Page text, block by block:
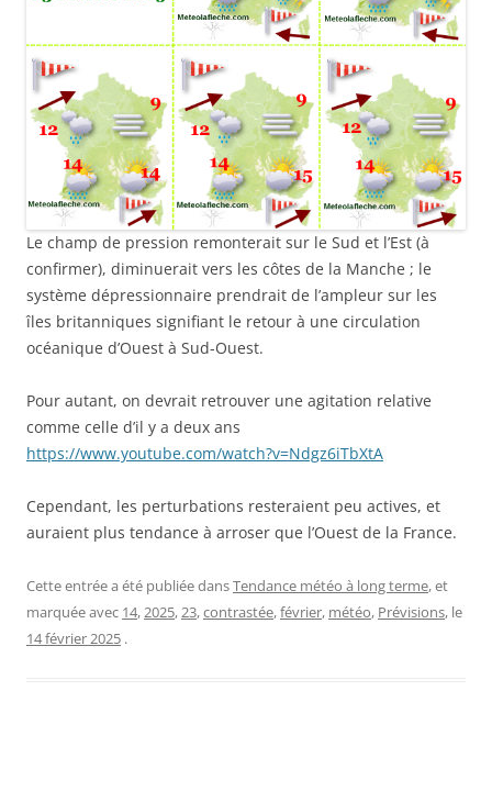
Le champ de pression remonterait sur le Sud et l’Est (à
confirmer), diminuerait vers les côtes de la Manche ; le
système dépressionnaire prendrait de l’ampleur sur les
îles britanniques signifiant le retour à une circulation
océanique d’Ouest à Sud-Ouest.
Pour autant, on devrait retrouver une agitation relative
comme celle d’il y a deux ans
https://www.youtube.com/watch?v=Ndgz6iTbXtA
Cependant, les perturbations resteraient peu actives, et
auraient plus tendance à arroser que l’Ouest de la France.
Cette entrée a été publiée dansTendance météo à long terme, et
marquée avec 14,2025,23,contrastée,février, météo, Prévisions, le
14 février 2025 .